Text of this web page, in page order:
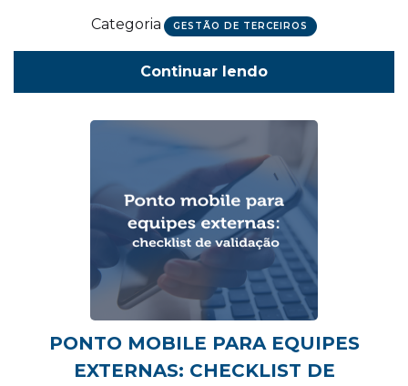
Categoria GESTÃO DE TERCEIROS
Continuar lendo
PONTO MOBILE PARA EQUIPES
EXTERNAS: CHECKLIST DE